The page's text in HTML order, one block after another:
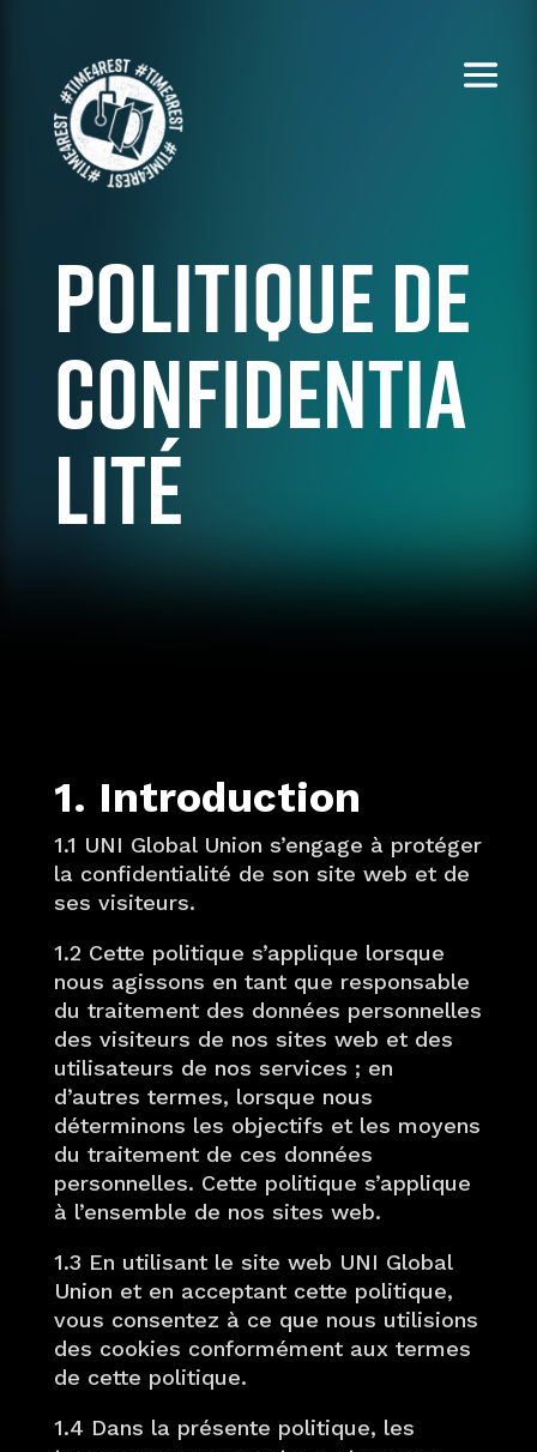
Politique de
confidentia
lité
1. Introduction
1.1 UNI Global Union s’engage à protéger
la confidentialité de son site web et de
ses visiteurs.
1.2 Cette politique s’applique lorsque
nous agissons en tant que responsable
du traitement des données personnelles
des visiteurs de nos sites web et des
utilisateurs de nos services ; en
d’autres termes, lorsque nous
déterminons les objectifs et les moyens
du traitement de ces données
personnelles. Cette politique s’applique
à l’ensemble de nos sites web.
1.3 En utilisant le site web UNI Global
Union et en acceptant cette politique,
vous consentez à ce que nous utilisions
des cookies conformément aux termes
de cette politique.
1.4 Dans la présente politique, les